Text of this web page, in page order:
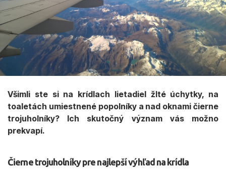
Všimli ste si na krídlach lietadiel žlté úchytky, na
toaletách umiestnené popolníky a nad oknami čierne
trojuholníky? Ich skutočný význam vás možno
prekvapí.
Čierne trojuholníky pre najlepší výhľad na krídla